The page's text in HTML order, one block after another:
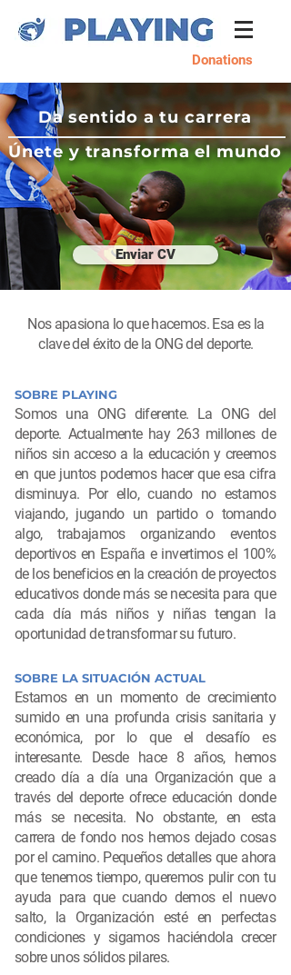
Donations
Da sentido a tu carrera
Únete y transforma el mundo
Enviar CV
Nos apasiona lo que hacemos. Esa es la
clave del éxito de la ONG del deporte.
SOBRE PLAYING
Somos una ONG diferente. La ONG del
deporte. Actualmente hay 263 millones de
niños sin acceso a la educación y creemos
en que juntos podemos hacer que esa cifra
disminuya. Por ello, cuando no estamos
viajando, jugando un partido o tomando
algo, trabajamos organizando eventos
deportivos en España e invertimos el 100%
de los beneficios en la creación de proyectos
educativos donde más se necesita para que
cada día más niños y niñas tengan la
oportunidad de transformar su futuro.
SOBRE LA SITUACIÓN ACTUAL
Estamos en un momento de crecimiento
sumido en una profunda crisis sanitaria y
económica, por lo que el desafío es
interesante. Desde hace 8 años, hemos
creado día a día una Organización que a
través del deporte ofrece educación donde
más se necesita. No obstante, en esta
carrera de fondo nos hemos dejado cosas
por el camino. Pequeños detalles que ahora
que tenemos tiempo, queremos pulir con tu
ayuda para que cuando demos el nuevo
salto, la Organización esté en perfectas
condiciones y sigamos haciéndola crecer
sobre unos sólidos pilares.